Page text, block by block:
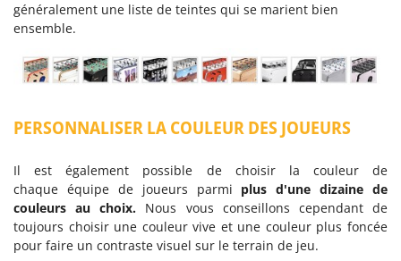
généralement une liste de teintes qui se marient bien
ensemble.
PERSONNALISER LA COULEUR DES JOUEURS
Il est également possible de choisir la couleur de
chaque équipe de joueurs parmi plus d'une dizaine de
couleurs au choix. Nous vous conseillons cependant de
toujours choisir une couleur vive et une couleur plus foncée
pour faire un contraste visuel sur le terrain de jeu.